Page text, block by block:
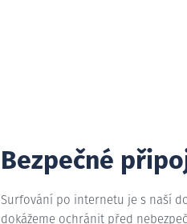
Bezpečné
Surfování po internetu je s naší
dokážeme ochránit před